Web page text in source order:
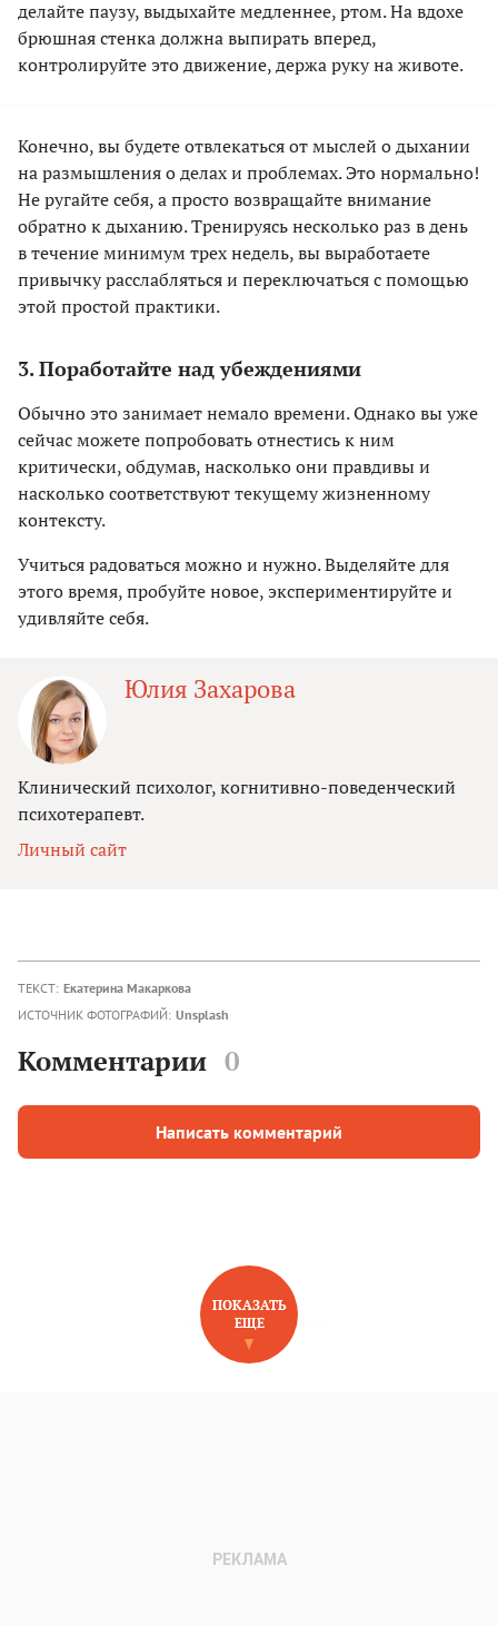
делайте паузу, выдыхайте медленнее, ртом. На вдохе
брюшная стенка должна выпирать вперед,
контролируйте это движение, держа руку на животе.
Конечно, вы будете отвлекаться от мыслей о дыхании
на размышления о делах и проблемах. Это нормально!
Не ругайте себя, а просто возвращайте внимание
обратно к дыханию. Тренируясь несколько раз в день
в течение минимум трех недель, вы выработаете
привычку расслабляться и переключаться с помощью
этой простой практики.
3. Поработайте над убеждениями
Обычно это занимает немало времени. Однако вы уже
сейчас можете попробовать отнестись к ним
критически, обдумав, насколько они правдивы и
насколько соответствуют текущему жизненному
контексту.
Учиться радоваться можно и нужно. Выделяйте для
этого время, пробуйте новое, экспериментируйте и
удивляйте себя.
Юлия Захарова
Клинический психолог, когнитивно-поведенческий
психотерапевт.
Личный сайт
ТЕКСТ: Екатерина Макаркова
ИСТОЧНИК ФОТОГРАФИЙ: Unsplash
Комментарии 0
Написать комментарий
НОВОЕ НА САЙТЕ
ПОКАЗАТЬ
ЕЩЕ